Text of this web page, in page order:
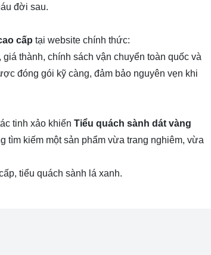
đời sau.
cấp tại website chính thức:
thành, chính sách vận chuyển toàn quốc và
đóng gói kỹ càng, đảm bảo nguyên vẹn khi
tinh xảo khiến Tiểu quách sành dát vàng
tìm kiếm một sản phẩm vừa trang nghiêm, vừa
tiểu quách sành lá xanh.